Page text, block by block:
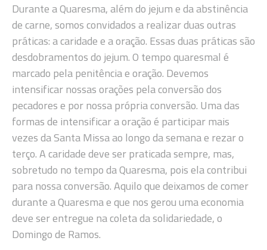
Durante a Quaresma, além do jejum e da abstinência
de carne, somos convidados a realizar duas outras
práticas: a caridade e a oração. Essas duas práticas são
desdobramentos do jejum. O tempo quaresmal é
marcado pela penitência e oração. Devemos
intensificar nossas orações pela conversão dos
pecadores e por nossa própria conversão. Uma das
formas de intensificar a oração é participar mais
vezes da Santa Missa ao longo da semana e rezar o
terço. A caridade deve ser praticada sempre, mas,
sobretudo no tempo da Quaresma, pois ela contribui
para nossa conversão. Aquilo que deixamos de comer
durante a Quaresma e que nos gerou uma economia
deve ser entregue na coleta da solidariedade, o
Domingo de Ramos.